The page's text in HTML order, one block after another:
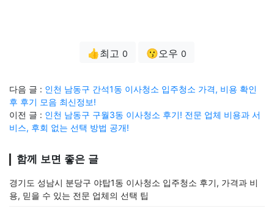
👍최고 0 😗오우 0
다음 글 : 인천 남동구 간석1동 이사청소 입주청소 가격, 비용 확인
후 후기 모음 최신정보!
이전 글 : 인천 남동구 구월3동 이사청소 후기! 전문 업체 비용과 서
비스, 후회 없는 선택 방법 공개!
함께 보면 좋은 글
경기도 성남시 분당구 야탑1동 이사청소 입주청소 후기, 가격과 비
용, 믿을 수 있는 전문 업체의 선택 팁